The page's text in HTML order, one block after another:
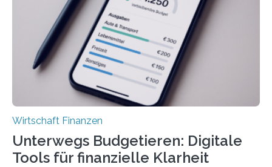
können. Allerdings erhält mit 44 Prozent noch nicht
einmal die Hälfte aller Beschäftigten in der
Privatwirtschaft Urlaubsgeld. Zu diesem…
Wirtschaft Finanzen
Unterwegs Budgetieren: Digitale
Tools für finanzielle Klarheit